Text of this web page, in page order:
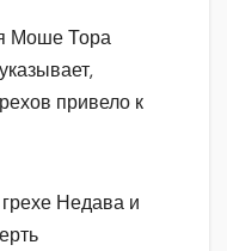
Моше Тора
привело к
Недава и